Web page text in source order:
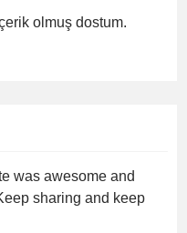
olmuş dostum.
was awesome and
sharing and keep